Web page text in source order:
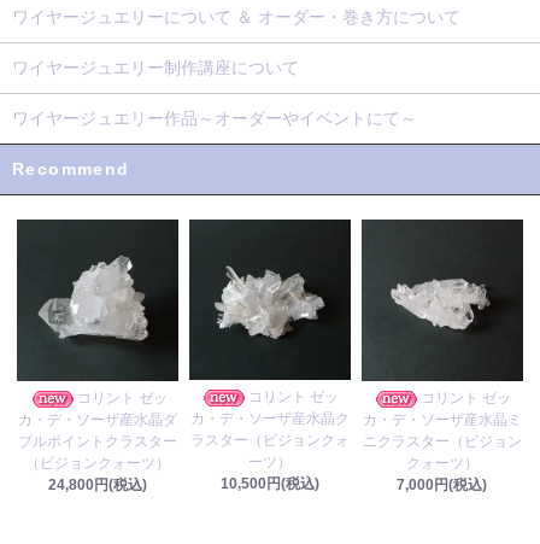
ワイヤージュエリーについて ＆ オーダー・巻き方について
ワイヤージュエリー制作講座について
ワイヤージュエリー作品～オーダーやイベントにて～
Recommend
コリント ゼッ
カ・デ・ソーザ産水晶ダ
ブルポイントクラスター
（ビジョンクォーツ）
24,800円(税込)
コリント ゼッ
カ・デ・ソーザ産水晶ク
ラスター（ビジョンクォ
ーツ）
10,500円(税込)
コリント ゼッ
カ・デ・ソーザ産水晶ミ
ニクラスター（ビジョン
クォーツ）
7,000円(税込)